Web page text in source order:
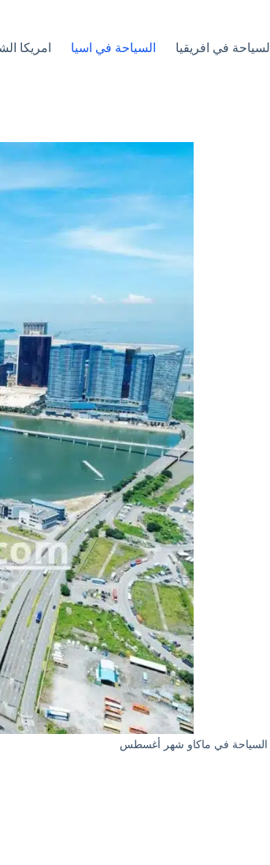
السياحة في افريقيا السياحة في اسيا امريكا
السياحة في ماكاو شهر أغسطس